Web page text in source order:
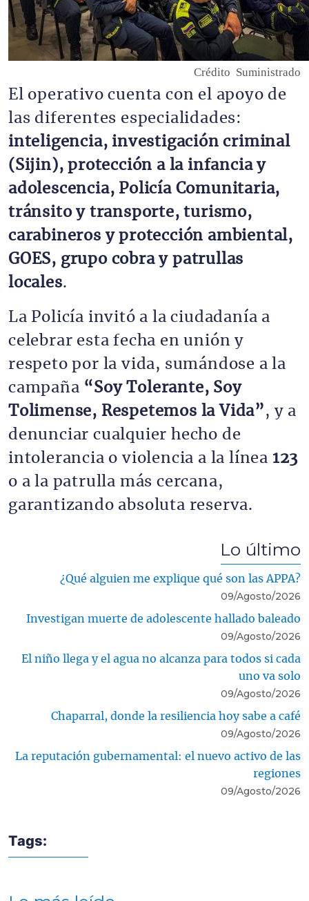
Crédito Suministrado
El operativo cuenta con el apoyo de
inteligencia, investigación criminal
(Sijin), protección a la infancia y
adolescencia, Policía Comunitaria,
tránsito y transporte, turismo,
carabineros y protección ambiental,
GOES, grupo cobra y patrullas
locales.
La Policía invitó a la ciudadanía a
celebrar esta fecha en unión y
respeto por la vida, sumándose a la
campaña “Soy Tolerante, Soy
Tolimense, Respetemos la Vida”, y a
denunciar cualquier hecho de
intolerancia o violencia a la línea 123
o a la patrulla más cercana,
garantizando absoluta reserva.
Lo último
¿Qué alguien me explique qué son las APPA?
09/Agosto/2026
Investigan muerte de adolescente hallado baleado
09/Agosto/2026
El niño llega y el agua no alcanza para todos si cada
uno va solo
09/Agosto/2026
Chaparral, donde la resiliencia hoy sabe a café
09/Agosto/2026
La reputación gubernamental: el nuevo activo de las
regiones
09/Agosto/2026
Tags: